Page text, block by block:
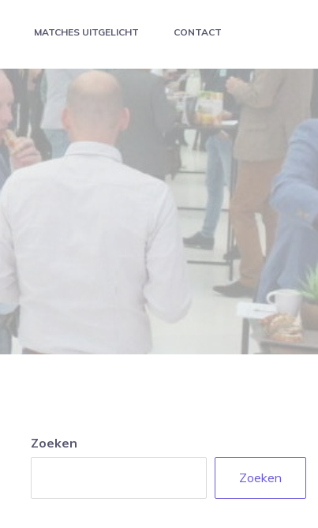
MATCHES UITGELICHT CONTACT
Zoeken
Zoeken